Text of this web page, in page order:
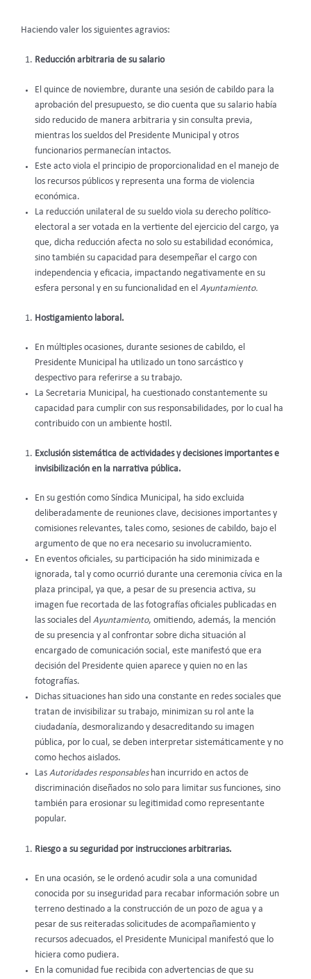
Haciendo valer los siguientes agravios:
Reducción arbitraria de su salario
El quince de noviembre, durante una sesión de cabildo para la
aprobación del presupuesto, se dio cuenta que su salario había
sido reducido de manera arbitraria y sin consulta previa,
mientras los sueldos del Presidente Municipal y otros
funcionarios permanecían intactos.
Este acto viola el principio de proporcionalidad en el manejo de
los recursos públicos y representa una forma de violencia
económica.
La reducción unilateral de su sueldo viola su derecho político-
electoral a ser votada en la vertiente del ejercicio del cargo, ya
que, dicha reducción afecta no solo su estabilidad económica,
sino también su capacidad para desempeñar el cargo con
independencia y eficacia, impactando negativamente en su
esfera personal y en su funcionalidad en el Ayuntamiento.
Hostigamiento laboral.
En múltiples ocasiones, durante sesiones de cabildo, el
Presidente Municipal ha utilizado un tono sarcástico y
despectivo para referirse a su trabajo.
La Secretaria Municipal, ha cuestionado constantemente su
capacidad para cumplir con sus responsabilidades, por lo cual ha
contribuido con un ambiente hostil.
Exclusión sistemática de actividades y decisiones importantes e
invisibilización en la narrativa pública.
En su gestión como Síndica Municipal, ha sido excluida
deliberadamente de reuniones clave, decisiones importantes y
comisiones relevantes, tales como, sesiones de cabildo, bajo el
argumento de que no era necesario su involucramiento.
En eventos oficiales, su participación ha sido minimizada e
ignorada, tal y como ocurrió durante una ceremonia cívica en la
plaza principal, ya que, a pesar de su presencia activa, su
imagen fue recortada de las fotografías oficiales publicadas en
las sociales del Ayuntamiento, omitiendo, además, la mención
de su presencia y al confrontar sobre dicha situación al
encargado de comunicación social, este manifestó que era
decisión del Presidente quien aparece y quien no en las
fotografías.
Dichas situaciones han sido una constante en redes sociales que
tratan de invisibilizar su trabajo, minimizan su rol ante la
ciudadanía, desmoralizando y desacreditando su imagen
pública, por lo cual, se deben interpretar sistemáticamente y no
como hechos aislados.
Las Autoridades responsableshan incurrido en actos de
discriminación diseñados no solo para limitar sus funciones, sino
también para erosionar su legitimidad como representante
popular.
Riesgo a su seguridad por instrucciones arbitrarias.
En una ocasión, se le ordenó acudir sola a una comunidad
conocida por su inseguridad para recabar información sobre un
terreno destinado a la construcción de un pozo de agua y a
pesar de sus reiteradas solicitudes de acompañamiento y
recursos adecuados, el Presidente Municipal manifestó que lo
hiciera como pudiera.
En la comunidad fue recibida con advertencias de que su